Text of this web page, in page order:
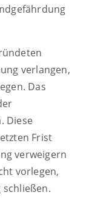
verlangen,
Das
Diese
Frist
verweigern
vorlegen,